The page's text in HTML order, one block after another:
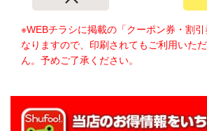
※WEBチラシに掲載の「クーポン券・割
なりますので、印刷されてもご利用いた
ん。予めご了承ください。